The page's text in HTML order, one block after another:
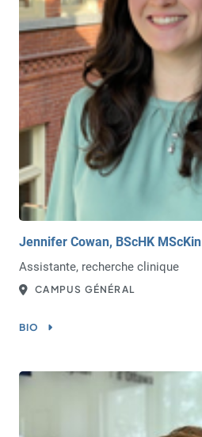
Jennifer Cowan, BScHK MScKin
Assistante, recherche clinique
CAMPUS GÉNÉRAL
BIO